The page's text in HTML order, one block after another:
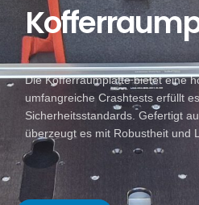
Die Kofferraumplatte bietet eine
umfangreiche Crashtests erfüllt
Sicherheitsstandards. Gefertigt
überzeugt es mit Robustheit und